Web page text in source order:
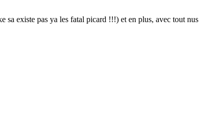
sa existe pas ya les fatal picard !!!) et en plus, avec tout nus